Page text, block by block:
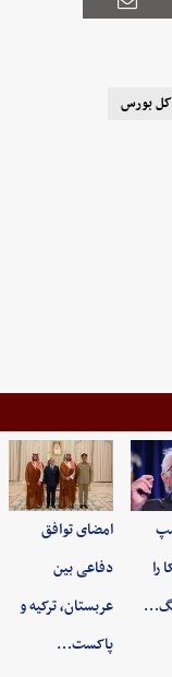
بورس
را
امضای توافق
دفاعی بین
عربستان، ترکیه و
پاکست…